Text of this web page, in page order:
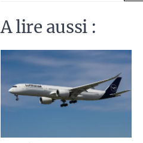
A lire aussi :